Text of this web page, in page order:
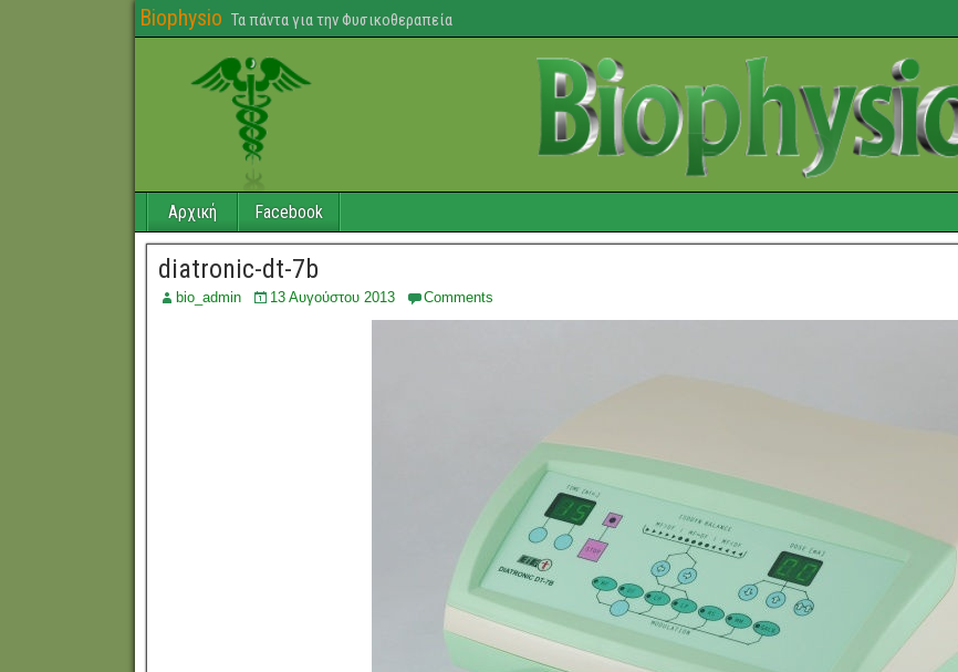
Biophysio Τα πάντα για την Φυσικοθεραπεία
Αρχική Facebook
diatronic-dt-7b
bio_admin 13 Αυγούστου 2013 Comments